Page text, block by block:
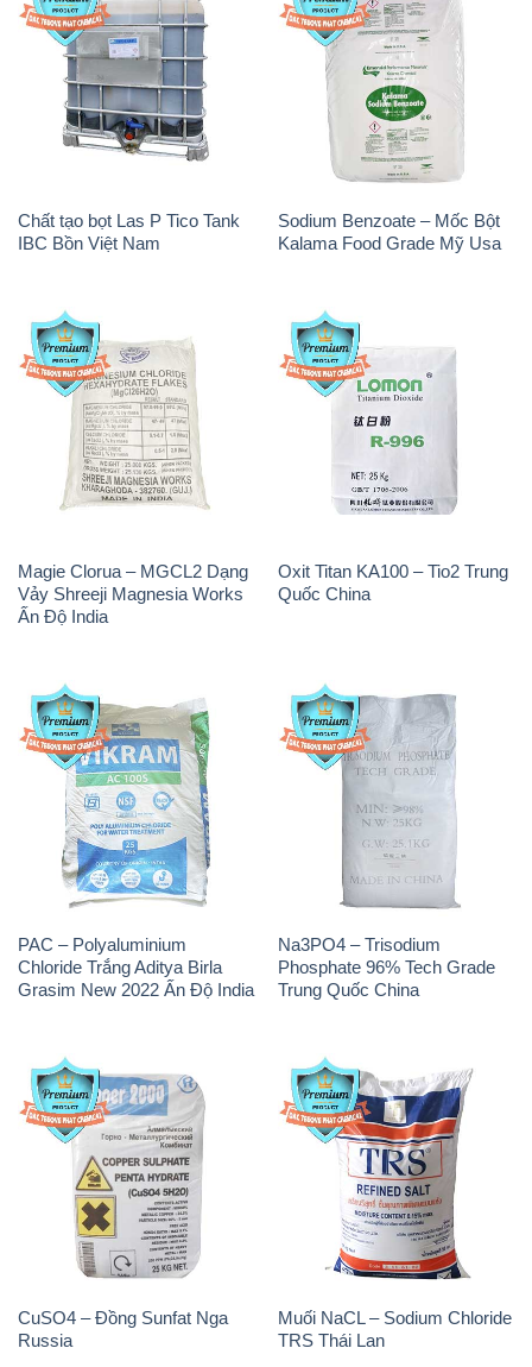
Chất tạo bọt Las P Tico Tank
IBC Bồn Việt Nam
Sodium Benzoate – Mốc Bột
Kalama Food Grade Mỹ Usa
Magie Clorua – MGCL2 Dạng
Vảy Shreeji Magnesia Works
Ấn Độ India
Oxit Titan KA100 – Tio2 Trung
Quốc China
PAC – Polyaluminium
Chloride Trắng Aditya Birla
Grasim New 2022 Ấn Độ India
Na3PO4 – Trisodium
Phosphate 96% Tech Grade
Trung Quốc China
CuSO4 – Đồng Sunfat Nga
Russia
Muối NaCL – Sodium Chloride
TRS Thái Lan